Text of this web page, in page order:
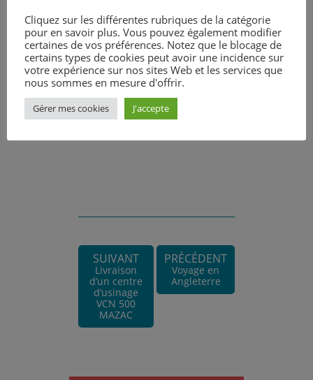
SUIVANT
Livraison
d’un centre
d’usinage
VCN 500
MAZAC
PRÉCÉDENT
Voyage en
Angleterre
Cliquez sur les différentes rubriques de la catégorie
pour en savoir plus. Vous pouvez également modifier
certaines de vos préférences. Notez que le blocage de
certains types de cookies peut avoir une incidence sur
votre expérience sur nos sites Web et les services que
nous sommes en mesure d'offrir.
Gérer mes cookies J'accepte